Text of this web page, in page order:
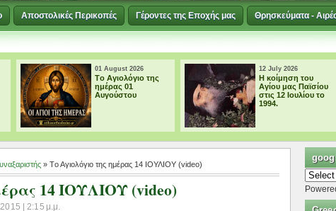
Αποστολικές Περικοπές Γέροντες της Εποχής μας Θρησκεύματα -
της
12 July 2026
Η κοίμηση του
Αγίου μας Παϊσίου
στις 12 Ιουλίου το
21 March 2026
Ὁ Ἅγιος
Ὁμολογητής
» Tο Αγιολόγιο της ημέρας 14 ΙΟΥΛΙΟΥ (video)
14 ΙΟΥΛΙΟΥ (video)
| 2:15 μ.μ.